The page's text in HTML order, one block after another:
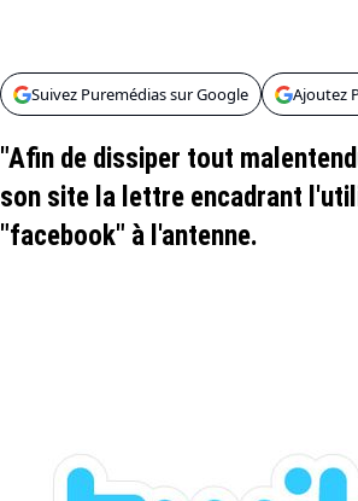
Suivez Puremédias sur Google Ajoutez
"Afin de dissiper tout
son site la lettre encadrant
"facebook" à l'antenne.